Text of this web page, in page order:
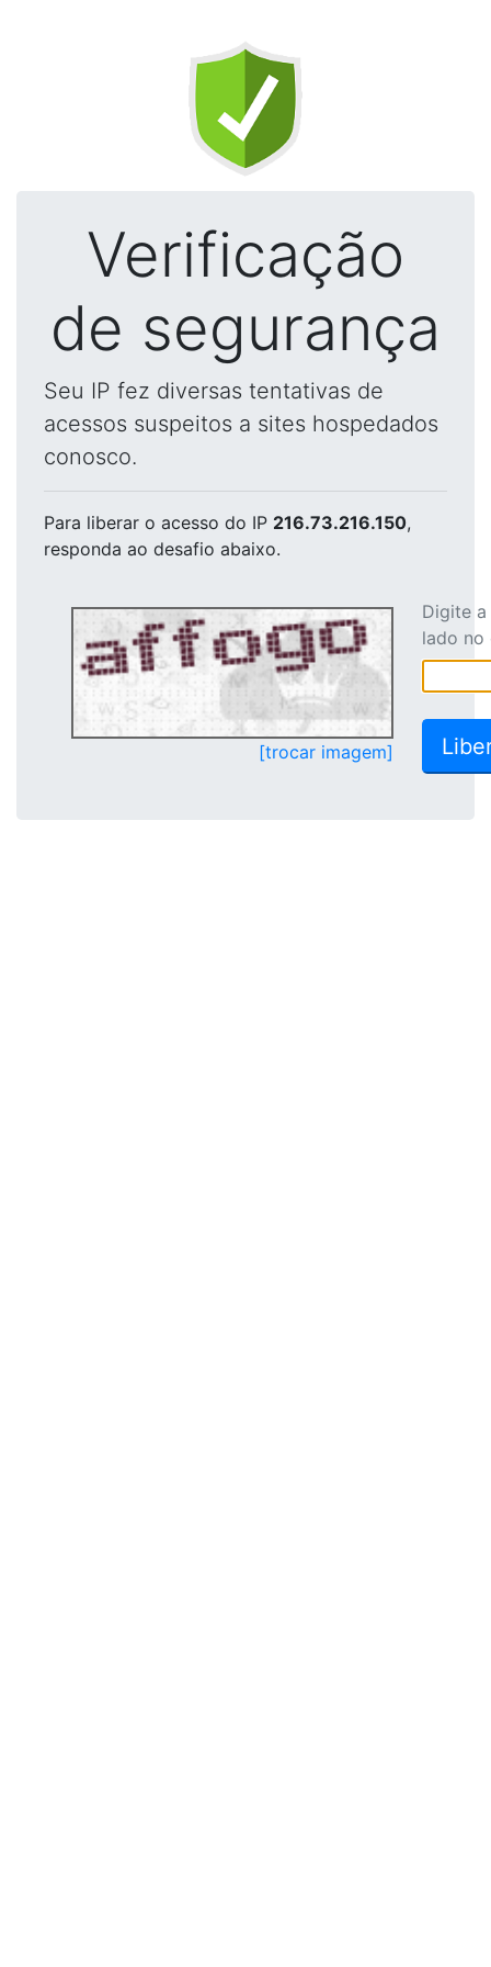
Verificação
de segurança
Seu IP fez diversas tentativas de
acessos suspeitos a sites hospedados
conosco.
Para liberar o acesso do IP 216.73.216.150,
responda ao desafio abaixo.
[trocar imagem]
Digite
lado no